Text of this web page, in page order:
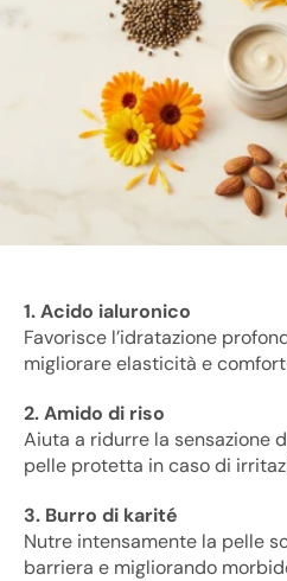
1. Acido ialuronico
Favorisce l’idratazione
migliorare elasticità e
2. Amido di riso
Aiuta a ridurre la sensazione
pelle protetta in caso di
3. Burro di karité
Nutre intensamente la pelle
barriera e migliorando